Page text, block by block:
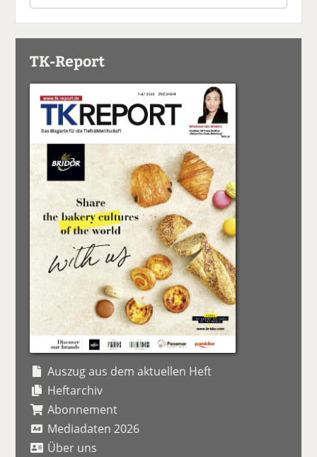
TK-Report
Auszug aus dem aktuellen Heft
Heftarchiv
Abonnement
Mediadaten 2026
Über uns